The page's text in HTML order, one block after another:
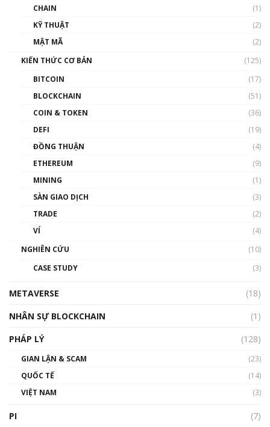
00:43:47
như thể nào?
00:39:31
Phổ cập Blockchain
thống & Crypto qua các cuộc chiến | Phổ cập
01:32:59
gió ấm
CHAIN
(1)
KỸ THUẬT
(2)
MẬT MÃ
(2)
KIẾN THỨC CƠ BẢN
(125)
BITCOIN
(17)
BLOCKCHAIN
(51)
COIN & TOKEN
(36)
DEFI
(19)
ĐỒNG THUẬN
(4)
ETHEREUM
(9)
MINING
(1)
SÀN GIAO DỊCH
(3)
TRADE
(2)
VÍ
(4)
NGHIÊN CỨU
(10)
CASE STUDY
(3)
METAVERSE
(18)
NHÂN SỰ BLOCKCHAIN
(1)
PHÁP LÝ
(128)
GIAN LẬN & SCAM
(23)
QUỐC TẾ
(14)
VIỆT NAM
(3)
PI (7)